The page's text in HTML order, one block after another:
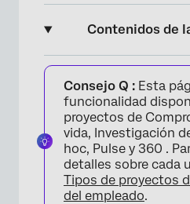
Contenidos de
Agregar un Tablero
Flujo guiado para
Cómo quitar un Tablero
Copiar un Tablero
Opciones adicionales
Consejo Q : Esta
funcionalidad
proyectos de
vida, Investigación
hoc, Pulse y 360 .
detalles sobre cada
Tipos de proyectos
del empleado.